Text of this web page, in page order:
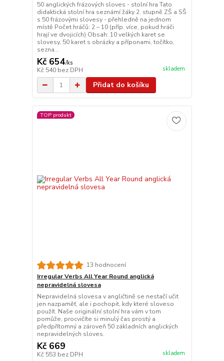
50 anglických frázových sloves - stolní hra Tato
didaktická stolní hra seznámí žáky 2. stupně ZŠ a SŠ
s 50 frázovými slovesy - přehledně na jednom
místě Počet hráčů: 2 – 10 (příp. více, pokud hráči
hrají ve dvojicích) Obsah: 10 velkých karet se
slovesy, 50 karet s obrázky a příponami, točítko,
sezna...
Kč 654/ks
Kč 540 bez DPH skladem
Přidat do košíku
TOP produkt
13 hodnocení
Irregular Verbs All Year Round anglická
nepravidelná slovesa
Nepravidelná slovesa v angličtině se nestačí učit
jen nazpaměť, ale i pochopit, kdy které sloveso
použít. Naše originální stolní hra vám v tom
pomůže, procvičíte si minulý čas prostý a
předpřítomný a zároveň 50 základních anglických
nepravidelných sloves.
Kč 669
Kč 553 bez DPH skladem